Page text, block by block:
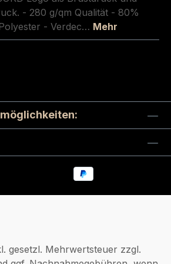
- 280 g/qm Qualität - 80%
- Verdec… Mehr
gesetzl. Mehrwertsteuer zzgl.